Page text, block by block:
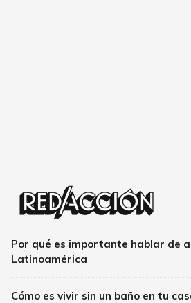
Por qué es importante hablar de
Latinoamérica
Cómo es vivir sin un baño en tu